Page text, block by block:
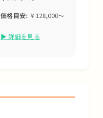
価格目安: ￥128,000〜
▶ 詳細を見る